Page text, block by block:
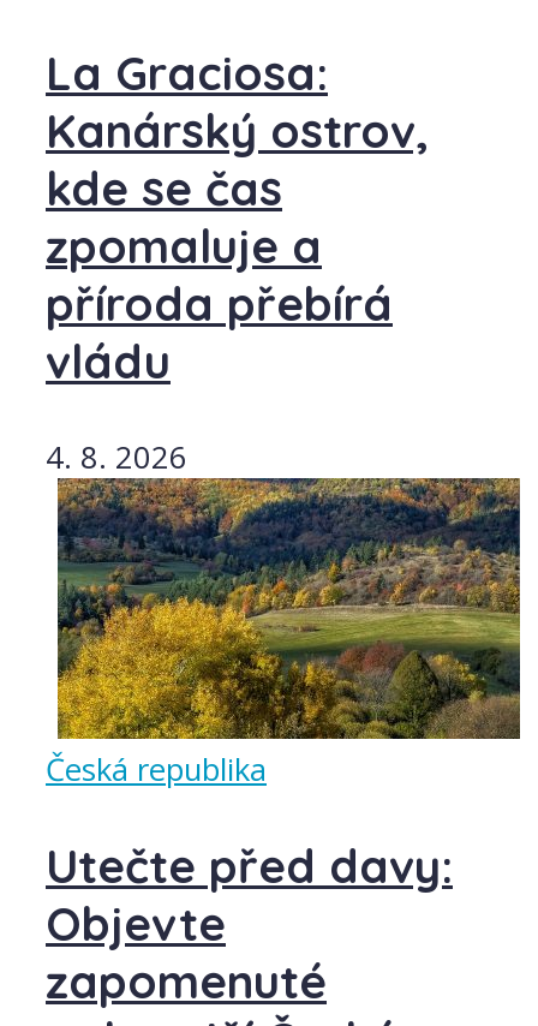
La Graciosa:
Kanárský ostrov,
kde se čas
zpomaluje a
příroda přebírá
vládu
4. 8. 2026
Česká republika
Utečte před davy:
Objevte
zapomenuté